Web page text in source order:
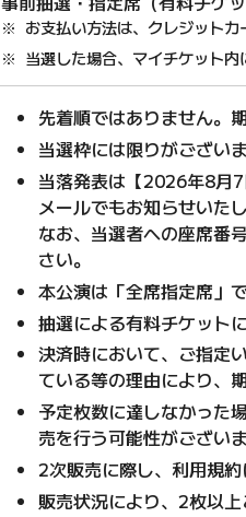
お支払い方法は、クレジットカ
当選した場合、マイチケット
先着順ではありません。
当選枠には限りがござい
当落発表は【2026年8月
メールでもお知らせいたし
なお、当選者への座席番
さい。
本公演は「全席指定席」
抽選による有料チケット
決済時において、ご指定
ている等の理由により、
予定枚数に達しなかった
売を行う可能性がございま
2次販売に際し、利用規約
販売状況により、2枚以